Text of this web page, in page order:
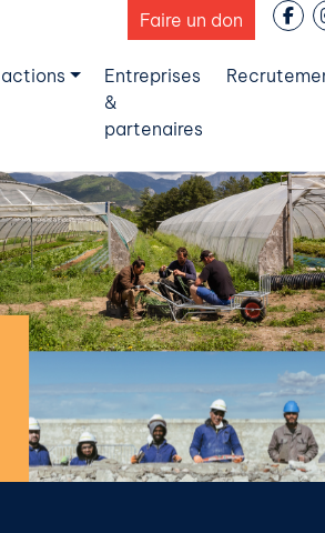
Faire un don
Entreprises
&
partenaires